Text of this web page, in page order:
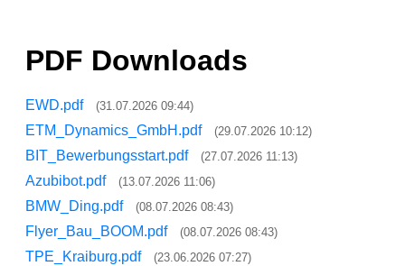
PDF Downloads
EWD.pdf (31.07.2026 09:44)
ETM_Dynamics_GmbH.pdf (29.07.2026 10:12)
BIT_Bewerbungsstart.pdf (27.07.2026 11:13)
Azubibot.pdf (13.07.2026 11:06)
BMW_Ding.pdf (08.07.2026 08:43)
Flyer_Bau_BOOM.pdf (08.07.2026 08:43)
TPE_Kraiburg.pdf (23.06.2026 07:27)